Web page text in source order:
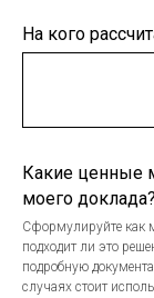
На кого
Какие ценные
моего доклада?
Сформулируйте как
подходит ли это
подробную
случаях стоит